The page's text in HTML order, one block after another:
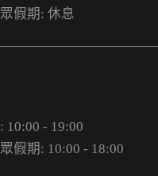
假期: 休息
10:00 - 19:00
假期: 10:00 - 18:00